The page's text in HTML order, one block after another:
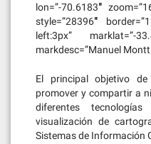
lon=”-70.6183″
style=”28396″
left:3px” marklat=”-
markdesc=”Manuel
El principal objetivo
promover y compartir a
diferentes
visualización de
Sistemas de Información